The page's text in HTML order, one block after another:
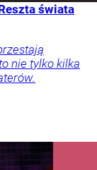
świata
nie tylko kilka